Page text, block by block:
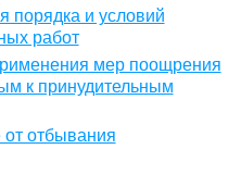
порядка и условий
работ
мер поощрения
к принудительным
от отбывания